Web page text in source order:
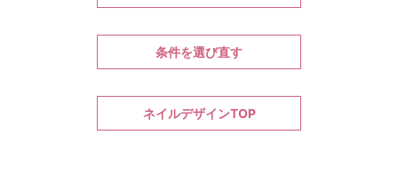
条件を選び直す
ネイルデザインTOP